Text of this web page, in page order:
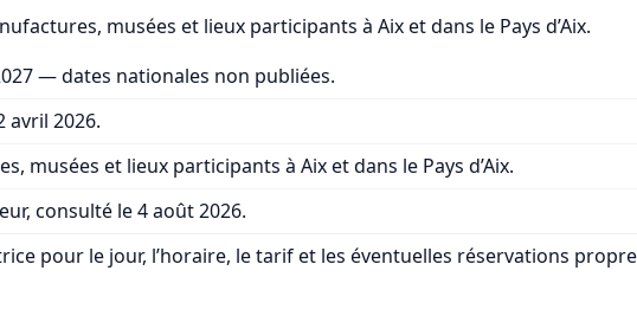
musées et lieux participants à Aix et dans le Pays d’Aix.
— dates nationales non publiées.
avril 2026.
musées et lieux participants à Aix et dans le Pays d’Aix.
consulté le 4 août 2026.
pour le jour, l’horaire, le tarif et les éventuelles réservations